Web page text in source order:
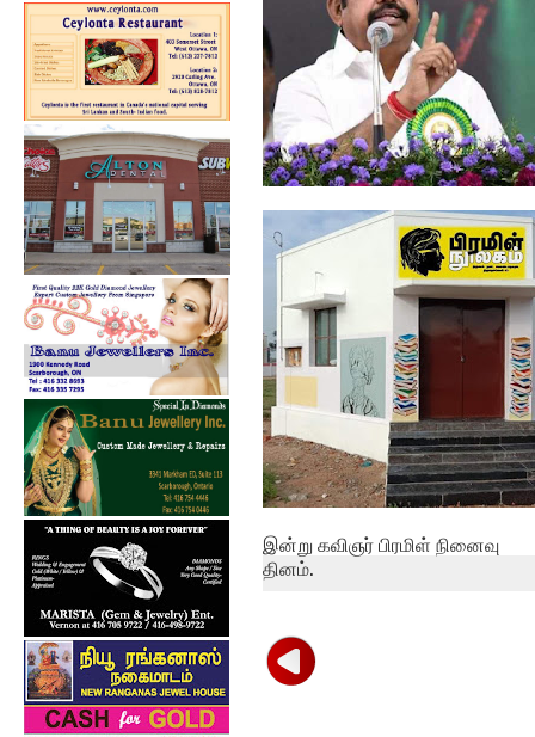
மக்கள் ஒத்துழைத்தால்தான்
கொரோனா பரவ...
இன்று கவிஞர் பிரமிள் நினைவு
தினம்.